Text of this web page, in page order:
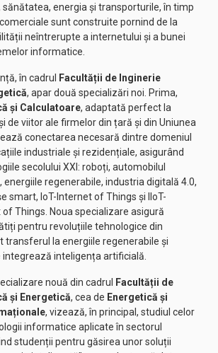
energia și transporturile, în timp
sunt construite pornind de la
neîntrerupte a internetului și a bunei
informatice.
în cadrul
Facultății de Inginerie
, apar două specializări noi. Prima,
și Calculatoare, adaptată perfect la
de viitor ale firmelor din țară și din Uniunea
conectarea necesară dintre domeniul
industriale și rezidențiale, asigurând
secolului XXI: roboți, automobilul
regenerabile, industria digitală 4.0,
smart, IoT-Internet of Things și IIoT-
Things. Noua specializare asigură
pentru revoluțiile tehnologice din
transferul la energiile regenerabile și
integrează inteligența artificială.
nouă din cadrul
Facultății de
și Energetică, cea de Energetică și
, vizează, în principal, studiul celor
informatice aplicate în sectorul
studenții pentru găsirea unor soluții